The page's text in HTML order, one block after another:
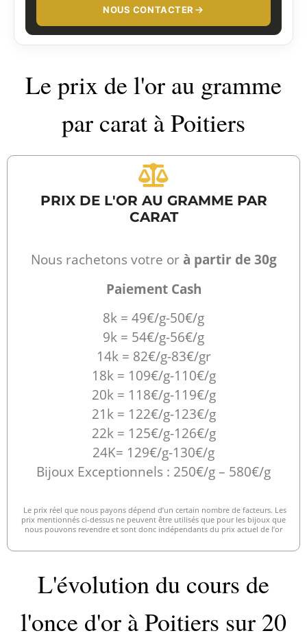
NOUS CONTACTER
Le prix de l'or au gramme
par carat à Poitiers
PRIX DE L'OR AU GRAMME PAR
CARAT
Nous rachetons votre orà partir de 30g
Paiement Cash
8k = 49€/g-50€/g
9k = 54€/g-56€/g
14k = 82€/g-83€/gr
18k = 109€/g-110€/g
20k = 118€/g-119€/g
21k = 122€/g-123€/g
22k = 125€/g-126€/g
24K= 129€/g-130€/g
Bijoux Exceptionnels : 250€/g – 580€/g
Le prix réel que nous payons dépend d’un certain nombre de facteurs. Les
prix mentionnés ci-dessus ne peuvent être utilisés que pour les bijoux que
nous pouvons revendre et sont donc indépendants du prix actuel de l’or
L'évolution du cours de
l'once d'or à Poitiers sur 20